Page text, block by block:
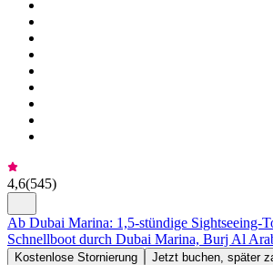
4,6(545)
Ab Dubai Marina: 1,5-stündige Sightseeing-
Schnellboot durch Dubai Marina, Burj Al
Kostenlose Stornierung Jetzt buchen, später